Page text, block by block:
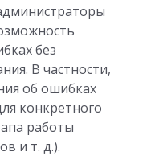
без
В частности,
об ошибках
конкретного
работы
и т. д.).